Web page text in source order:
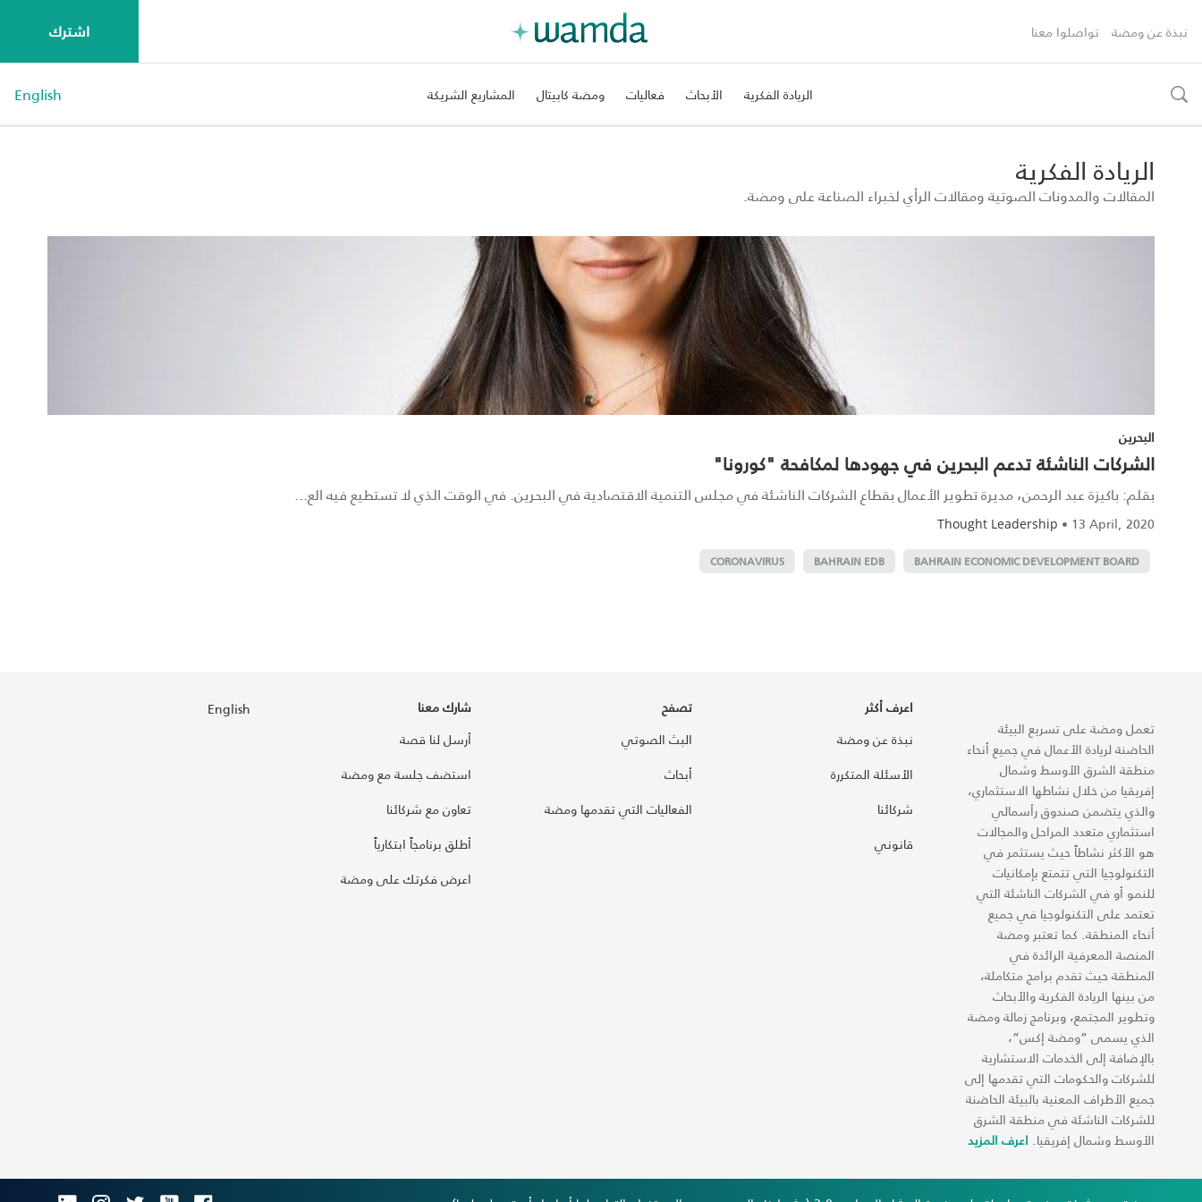
نبذة عن ومضة تواصلوا معنا اشترك
toggle
الريادة الفكرية الأبحاث فعاليات ومضة كابيتال المشاريع الشريكة English
الريادة الفكرية
المقالات والمدونات الصوتية ومقالات الرأي لخبراء الصناعة على ومضة.
البحرين
الشركات الناشئة تدعم البحرين في جهودها لمكافحة "كورونا"
بقلم: باكيزة عبد الرحمن، مديرة تطوير الأعمال بقطاع الشركات الناشئة في مجلس التنمية الاقتصادية في البحرين. في الوقت الذي لا تستطيع فيه الع...
Thought Leadership • 13 April, 2020
BAHRAIN ECONOMIC DEVELOPMENT BOARD
BAHRAIN EDB
CORONAVIRUS
تعمل ومضة على تسريع البيئة
الحاضنة لريادة الأعمال في جميع أنحاء
منطقة الشرق الأوسط وشمال
إفريقيا من خلال نشاطها الاستثماري،
والذي يتضمن صندوق رأسمالي
استثماري متعدد المراحل والمجالات
هو الأكثر نشاطاً حيث يستثمر في
التكنولوجيا التي تتمتع بإمكانيات
للنمو أو في الشركات الناشئة التي
تعتمد على التكنولوجيا في جميع
أنحاء المنطقة. كما تعتبر ومضة
المنصة المعرفية الرائدة في
المنطقة حيث تقدم برامج متكاملة،
من بينها الريادة الفكرية والأبحاث
وتطوير المجتمع، وبرنامج زمالة ومضة
الذي يسمى “ومضة إكس“،
بالإضافة إلى الخدمات الاستشارية
للشركات والحكومات التي تقدمها إلى
جميع الأطراف المعنية بالبيئة الحاضنة
للشركات الناشئة في منطقة الشرق
الأوسط وشمال إفريقيا. اعرف المزيد
اعرف أكثر
نبذة عن ومضة
الأسئلة المتكررة
شركائنا
قانوني
تصفح
البث الصوتي
أبحاث
الفعاليات التي تقدمها ومضة
شارك معنا
أرسل لنا قصة
استضف جلسة مع ومضة
تعاون مع شركائنا
أطلق برنامجاً ابتكارياً
اعرض فكرتك على ومضة
English